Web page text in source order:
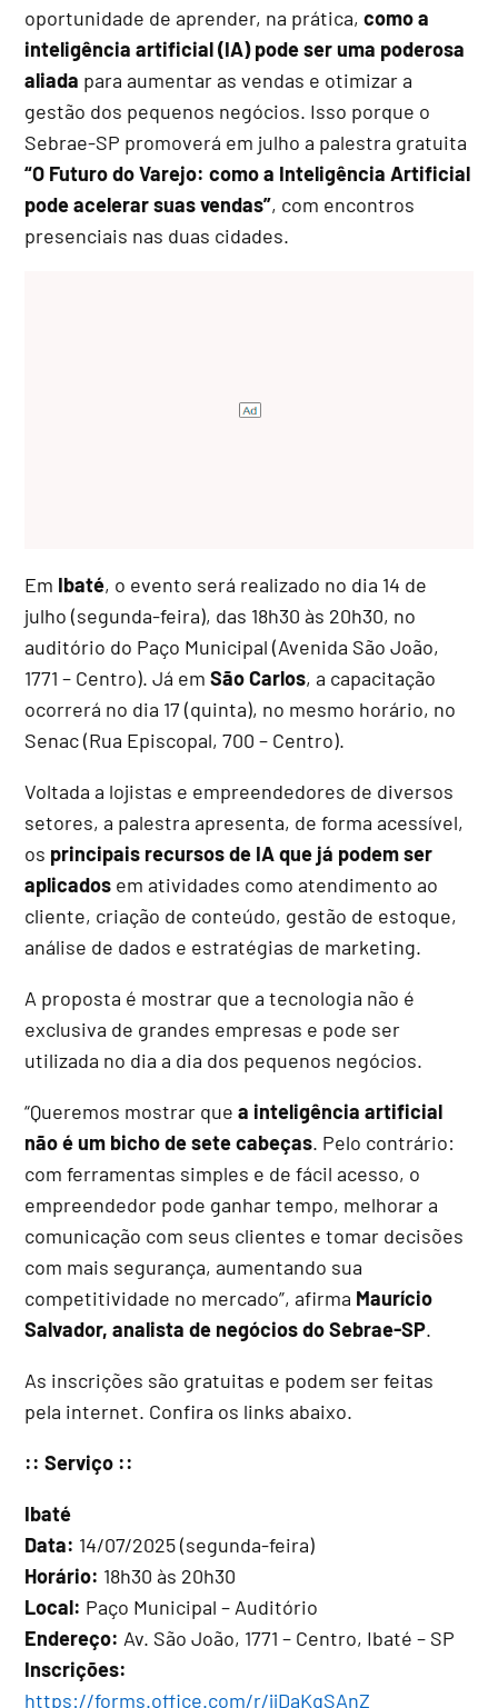
oportunidade de aprender, na prática,como a
inteligência artificial (IA) pode ser uma poderosa
aliada para aumentar as vendas e otimizar a
gestão dos pequenos negócios. Isso porque o
Sebrae-SP promoverá em julho a palestra gratuita
“O Futuro do Varejo: como a Inteligência Artificial
pode acelerar suas vendas”, com encontros
presenciais nas duas cidades.
Em Ibaté, o evento será realizado no dia 14 de
julho (segunda-feira), das 18h30 às 20h30, no
auditório do Paço Municipal (Avenida São João,
1771 – Centro). Já emSão Carlos, a capacitação
ocorrerá no dia 17 (quinta), no mesmo horário, no
Senac (Rua Episcopal, 700 – Centro).
Voltada a lojistas e empreendedores de diversos
setores, a palestra apresenta, de forma acessível,
os principais recursos de IA que já podem ser
aplicados em atividades como atendimento ao
cliente, criação de conteúdo, gestão de estoque,
análise de dados e estratégias de marketing.
A proposta é mostrar que a tecnologia não é
exclusiva de grandes empresas e pode ser
utilizada no dia a dia dos pequenos negócios.
“Queremos mostrar quea inteligência artificial
não é um bicho de sete cabeças. Pelo contrário:
com ferramentas simples e de fácil acesso, o
empreendedor pode ganhar tempo, melhorar a
comunicação com seus clientes e tomar decisões
com mais segurança, aumentando sua
competitividade no mercado”, afirma Maurício
Salvador, analista de negócios do Sebrae-SP.
As inscrições são gratuitas e podem ser feitas
pela internet. Confira os links abaixo.
:: Serviço ::
Ibaté
Data: 14/07/2025 (segunda-feira)
Horário: 18h30 às 20h30
Local: Paço Municipal – Auditório
Endereço: Av. São João, 1771 – Centro, Ibaté – SP
Inscrições:
https://forms.office.com/r/jjDaKqSAnZ